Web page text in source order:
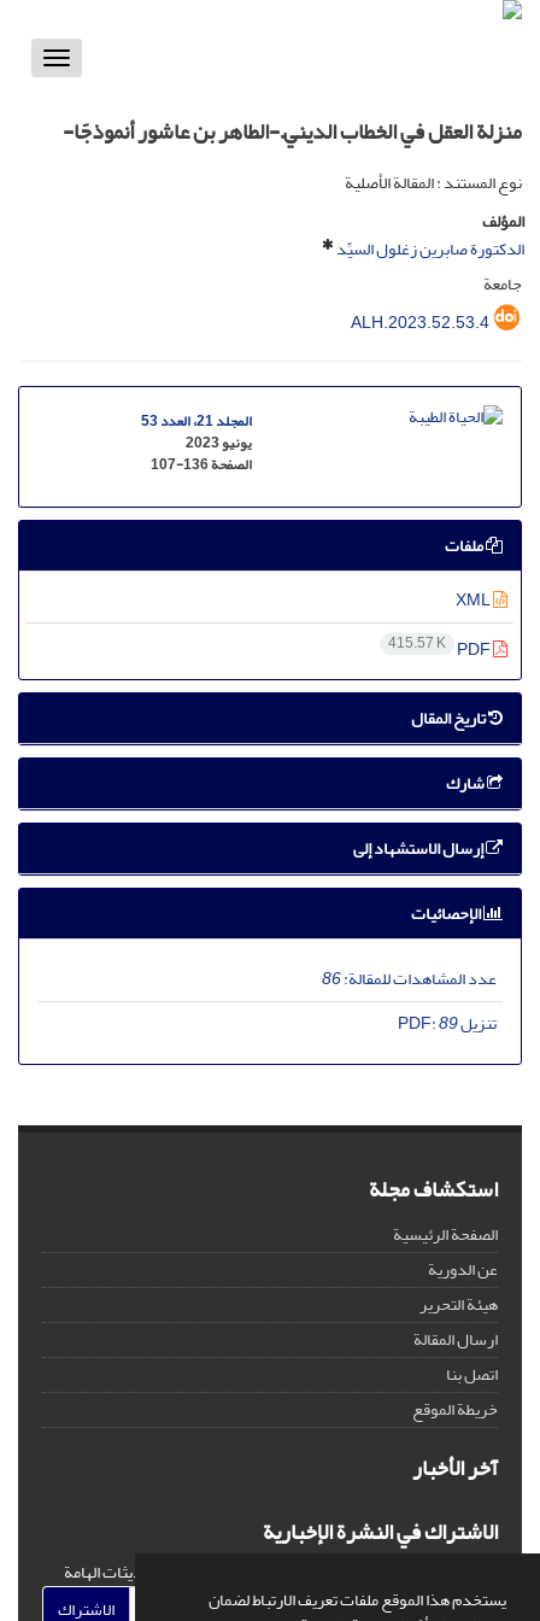
يستخدم هذا الموقع ملفات تعريف الارتباط لضمان
Toggle
منزلة العقل في الخطاب الدينيّ -الطاهر بن عاشور أنموذجًا-
نوع المستند : المقالة الأصلية
المؤلف
الدكتورة صابرين زغلول السيِّد
جامعة
ALH.2023.52.53.4
المجلد 21، العدد 53
يونيو 2023
الصفحة107-136
ملفات
415.57 K
تاریخ المقال
شارك
إرسال الاستشهاد إلى
الإحصائيات
عدد المشاهدات للمقالة:86
تنزیل PDF:89
استكشاف مجلة
الصفحة الرئيسية
عن الدورية
هيئة التحرير
ارسال المقالة
اتصل بنا
خريطة الموقع
آخر الأخبار
الاشتراك في النشرة الإخبارية
اشترك في النشرة الإخبارية لدينا للحصول على الأخبار والتحديثات الهامة
الاشتراك